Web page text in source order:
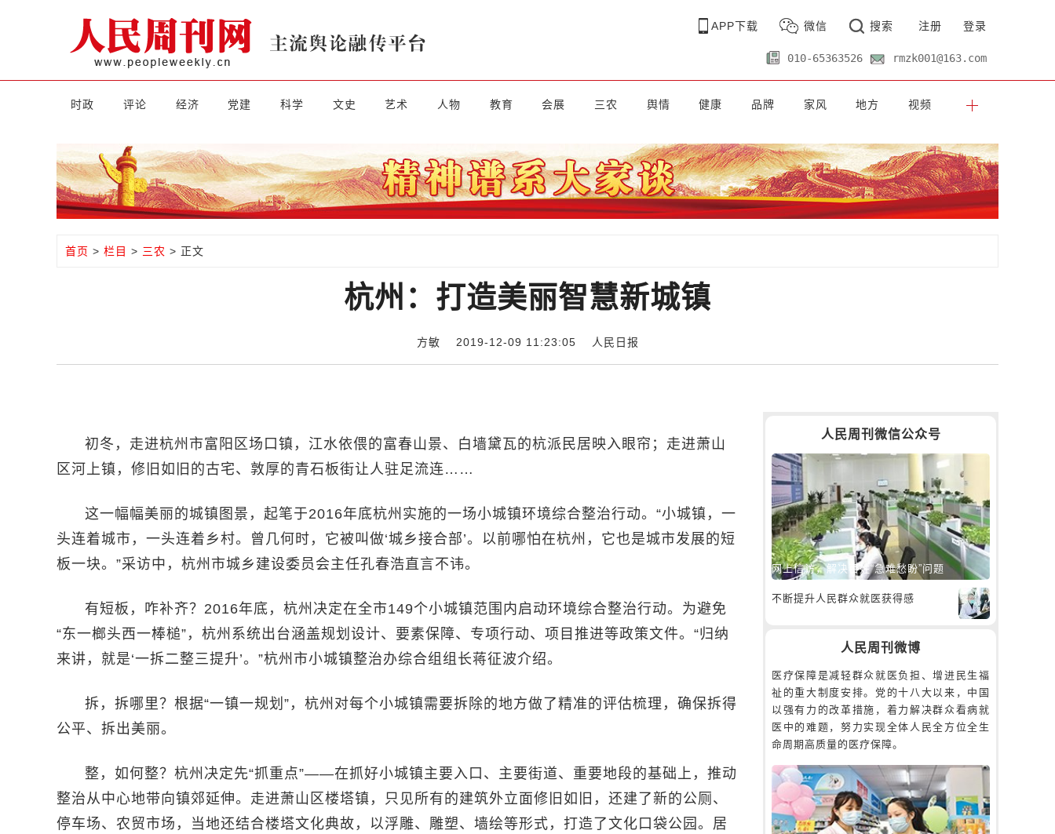
APP下载 微信 搜索 注册 登录
010-65363526 rmzk001@163.com
时政 评论 经济 党建 科学 文史 艺术 人物 教育 会展 三农 舆情 健康 品牌 家风 地方 视频
首页 > 栏目 > 三农 > 正文
杭州：打造美丽智慧新城镇
方敏 2019-12-09 11:23:05 人民日报
初冬，走进杭州市富阳区场口镇，江水依偎的富春山景、白墙黛瓦的杭派民居映入眼帘；走进萧山
区河上镇，修旧如旧的古宅、敦厚的青石板街让人驻足流连……
这一幅幅美丽的城镇图景，起笔于2016年底杭州实施的一场小城镇环境综合整治行动。“小城镇，一
头连着城市，一头连着乡村。曾几何时，它被叫做‘城乡接合部’。以前哪怕在杭州，它也是城市发展的短
板一块。”采访中，杭州市城乡建设委员会主任孔春浩直言不讳。
有短板，咋补齐？2016年底，杭州决定在全市149个小城镇范围内启动环境综合整治行动。为避免
“东一榔头西一棒槌”，杭州系统出台涵盖规划设计、要素保障、专项行动、项目推进等政策文件。“归纳
来讲，就是‘一拆二整三提升’。”杭州市小城镇整治办综合组组长蒋征波介绍。
拆，拆哪里？根据“一镇一规划”，杭州对每个小城镇需要拆除的地方做了精准的评估梳理，确保拆得
公平、拆出美丽。
整，如何整？杭州决定先“抓重点”——在抓好小城镇主要入口、主要街道、重要地段的基础上，推动
整治从中心地带向镇郊延伸。走进萧山区楼塔镇，只见所有的建筑外立面修旧如旧，还建了新的公厕、
停车场、农贸市场，当地还结合楼塔文化典故，以浮雕、雕塑、墙绘等形式，打造了文化口袋公园。居
人民周刊微信公众号
网上信访，解决百姓“急难愁盼”问题
不断提升人民群众就医获得感
人民周刊微博
医疗保障是减轻群众就医负担、增进民生福
祉的重大制度安排。党的十八大以来，中国
以强有力的改革措施，着力解决群众看病就
医中的难题，努力实现全体人民全方位全生
命周期高质量的医疗保障。